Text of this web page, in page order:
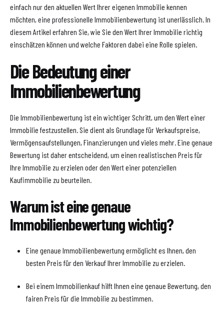
einfach nur den aktuellen Wert Ihrer eigenen Immobilie kennen
möchten, eine professionelle Immobilienbewertung ist unerlässlich. In
diesem Artikel erfahren Sie, wie Sie den Wert Ihrer Immobilie richtig
einschätzen können und welche Faktoren dabei eine Rolle spielen.
Die Bedeutung einer
Immobilienbewertung
Die Immobilienbewertung ist ein wichtiger Schritt, um den Wert einer
Immobilie festzustellen. Sie dient als Grundlage für Verkaufspreise,
Vermögensaufstellungen, Finanzierungen und vieles mehr. Eine genaue
Bewertung ist daher entscheidend, um einen realistischen Preis für
Ihre Immobilie zu erzielen oder den Wert einer potenziellen
Kaufimmobilie zu beurteilen.
Warum ist eine genaue
Immobilienbewertung wichtig?
Eine genaue Immobilienbewertung ermöglicht es Ihnen, den
besten Preis für den Verkauf Ihrer Immobilie zu erzielen.
Bei einem Immobilienkauf hilft Ihnen eine genaue Bewertung, den
fairen Preis für die Immobilie zu bestimmen.